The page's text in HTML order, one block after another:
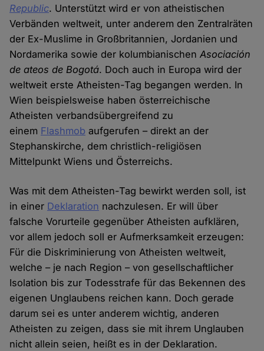
Republic. Unterstützt wird er von atheistischen
Verbänden weltweit, unter anderem den Zentralräten
der Ex-Muslime in Großbritannien, Jordanien und
Nordamerika sowie der kolumbianischenAsociación
de ateos de Bogotá. Doch auch in Europa wird der
weltweit erste Atheisten-Tag begangen werden. In
Wien beispielsweise haben österreichische
Atheisten verbandsübergreifend zu
einem Flashmob aufgerufen – direkt an der
Stephanskirche, dem christlich-religiösen
Mittelpunkt Wiens und Österreichs.
Was mit dem Atheisten-Tag bewirkt werden soll, ist
in einer Deklaration nachzulesen. Er will über
falsche Vorurteile gegenüber Atheisten aufklären,
vor allem jedoch soll er Aufmerksamkeit erzeugen:
Für die Diskriminierung von Atheisten weltweit,
welche – je nach Region – von gesellschaftlicher
Isolation bis zur Todesstrafe für das Bekennen des
eigenen Unglaubens reichen kann. Doch gerade
darum sei es unter anderem wichtig, anderen
Atheisten zu zeigen, dass sie mit ihrem Unglauben
nicht allein seien, heißt es in der Deklaration.